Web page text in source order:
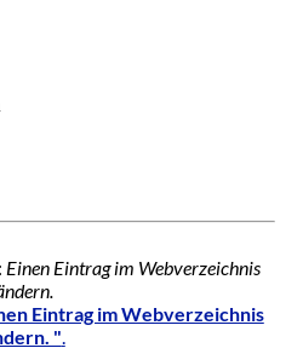
Einen Eintrag im Webverzeichnis
Eintrag im Webverzeichnis
".